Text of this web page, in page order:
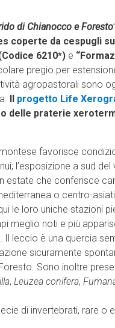
di Chianocco e Foresto
coperte da cespugli
6210*) e
pregio per
agropastorali sono
Il progetto Life
delle praterie
favorisce
l’esposizione a sud
estate che conferisce
o centro-
le loro uniche stazioni
meglio noti e più
Il leccio è una quercia
sicuramente
Sono inoltre
, Leuzea conifera,
di invertebrati, rare o